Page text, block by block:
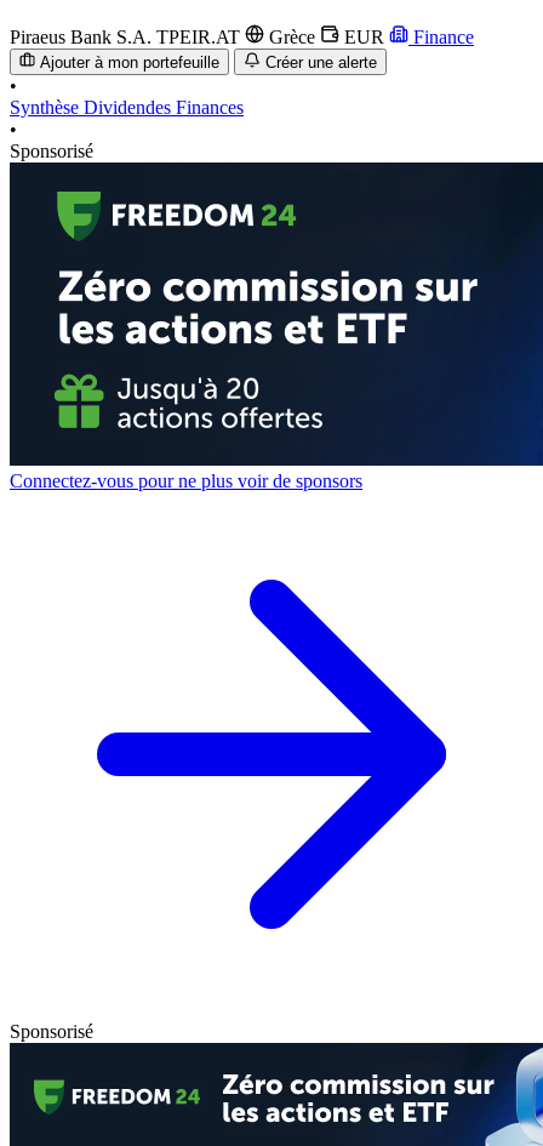
Piraeus Bank S.A. TPEIR.AT Grèce EUR Finance
Ajouter à mon portefeuille Créer une alerte
•
Synthèse Dividendes Finances
•
Sponsorisé
Connectez-vous pour ne plus voir de sponsors
Sponsorisé